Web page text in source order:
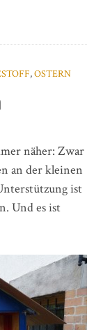
,OSTERN
näher: Zwar
an der kleinen
ist
Und es ist